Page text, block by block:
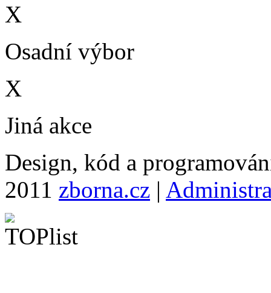
X
Osadní výbor
X
Jiná akce
Design, kód a
2011 zborna.cz |